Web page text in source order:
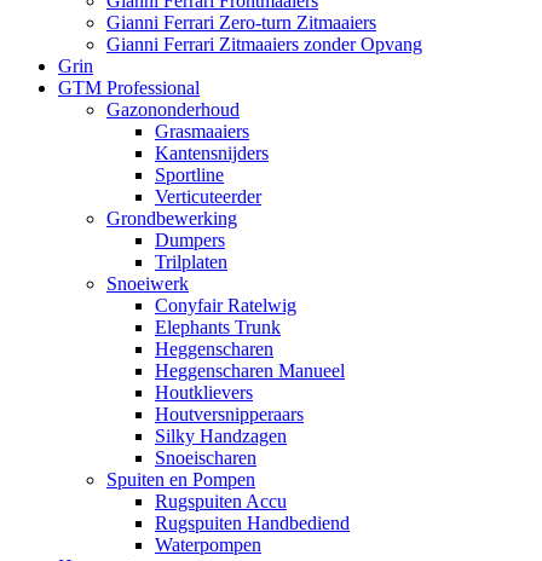
Gianni Ferrari Zero-turn Zitmaaiers
Gianni Ferrari Zitmaaiers zonder Opvang
Grin
GTM Professional
Gazononderhoud
Grasmaaiers
Kantensnijders
Sportline
Verticuteerder
Grondbewerking
Dumpers
Trilplaten
Snoeiwerk
Conyfair Ratelwig
Elephants Trunk
Heggenscharen
Heggenscharen Manueel
Houtklievers
Houtversnipperaars
Silky Handzagen
Snoeischaren
Spuiten en Pompen
Rugspuiten Accu
Rugspuiten Handbediend
Waterpompen